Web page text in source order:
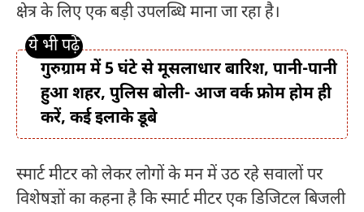
क्षेत्र के लिए एक बड़ी उपलब्धि माना जा रहा है।
गुरुग्राम में 5 घंटे से मूसलाधार बारिश, पानी-पानी
हुआ शहर, पुलिस बोली- आज वर्क फ्रोम होम ही
करें, कई इलाके डूबे
स्मार्ट मीटर को लेकर लोगों के मन में उठ रहे सवालों पर
विशेषज्ञों का कहना है कि स्मार्ट मीटर एक डिजिटल बिजली